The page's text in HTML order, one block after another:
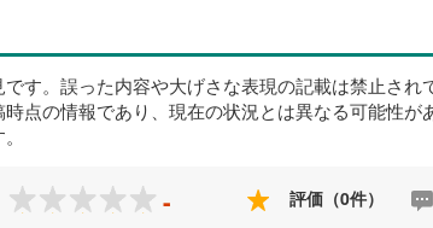
す。誤った内容や大げさな表現の記載は禁止さ
点の情報であり、現在の状況とは異なる可能性
- 評価（0件）